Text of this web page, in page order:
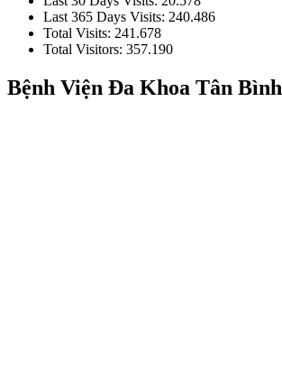
Last 365 Days Visits: 240.486
Total Visits: 241.678
Total Visitors: 357.190
Bệnh Viện Đa Khoa Tân Bình